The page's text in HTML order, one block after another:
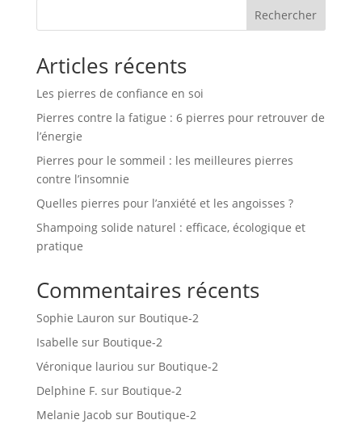
Rechercher
Articles récents
Les pierres de confiance en soi
Pierres contre la fatigue : 6 pierres pour retrouver de
l’énergie
Pierres pour le sommeil : les meilleures pierres
contre l’insomnie
Quelles pierres pour l’anxiété et les angoisses ?
Shampoing solide naturel : efficace, écologique et
pratique
Commentaires récents
Sophie Lauron sur Boutique-2
Isabelle sur Boutique-2
Véronique lauriou sur Boutique-2
Delphine F. sur Boutique-2
Melanie Jacob sur Boutique-2